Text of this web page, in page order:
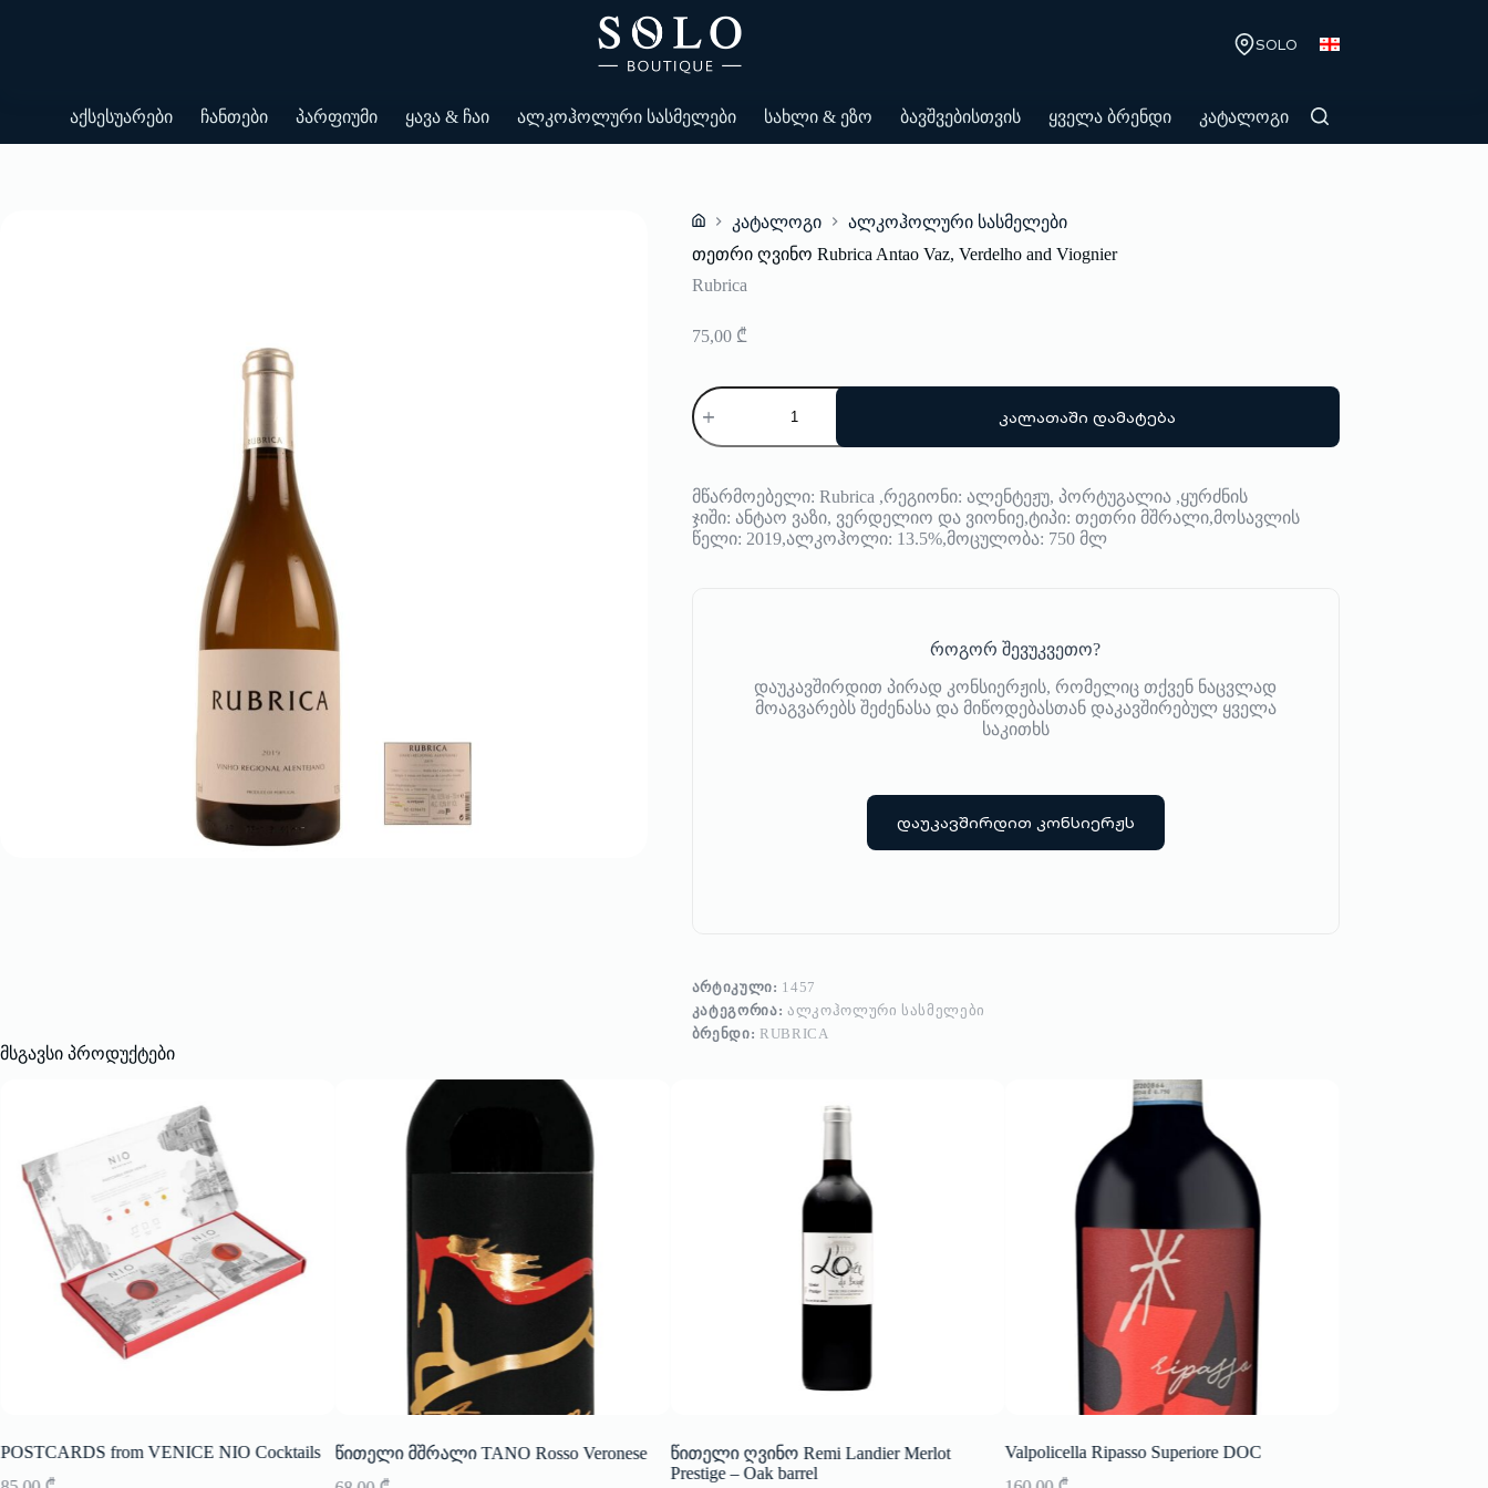
SOLO
აქსესუარები ჩანთები პარფიუმი ყავა & ჩაი ალკოჰოლური სასმელები სახლი & ეზო ბავშვებისთვის ყველა ბრენდი კატალოგი
Home
კატალოგი
ალკოჰოლური სასმელები
თეთრი ღვინო Rubrica Antao Vaz, Verdelho and Viognier
Rubrica
75,00 ₾
რაოდენობა:
თეთრი
ღვინო
Vaz,
Verdelho
and
Viognier
კალათაში დამატება
მწარმოებელი: Rubrica ,რეგიონი: ალენტეჟუ, პორტუგალია ,ყურძნის
ჯიში: ანტაო ვაზი, ვერდელიო და ვიონიე,ტიპი: თეთრი მშრალი,მოსავლის
წელი: 2019,ალკოჰოლი: 13.5%,მოცულობა: 750 მლ
როგორ შევუკვეთო?
დაუკავშირდით პირად კონსიერჟის, რომელიც თქვენ ნაცვლად
მოაგვარებს შეძენასა და მიწოდებასთან დაკავშირებულ ყველა
საკითხს
დაუკავშირდით კონსიერჟს
ᲐᲠᲢᲘᲙᲣᲚᲘ: 1457
ᲙᲐᲢᲔᲒᲝᲠᲘᲐ: ᲐᲚᲙᲝᲰᲝᲚᲣᲠᲘ ᲡᲐᲡᲛᲔᲚᲔᲑᲘ
ᲑᲠᲔᲜᲓᲘ: RUBRICA
მსგავსი პროდუქტები
POSTCARDS from VENICE NIO Cocktails
წითელი მშრალი TANO Rosso Veronese
წითელი ღვინო Remi Landier Merlot
Prestige – Oak barrel
Valpolicella Ripasso Superiore DOC